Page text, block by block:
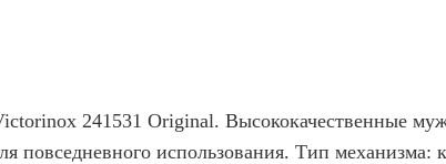
241531 Original. Высококачественные
повседневного использования. Тип